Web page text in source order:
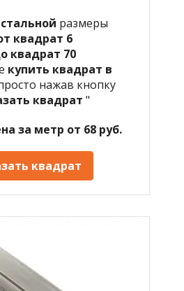
размеры
квадрат 6
квадрат 70
купить квадрат в
нажав кнопку
квадрат "
за метр от 68 руб.
квадрат